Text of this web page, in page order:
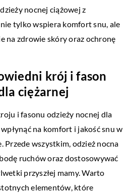
nocnej ciążowej z
tylko wspiera komfort snu, ale
na zdrowie skóry oraz ochronę
krój i fason
ciężarnej
i fasonu odzieży nocnej dla
na komfort i jakość snu w
wszystkim, odzież nocna
ruchów oraz dostosowywać
przyszłej mamy. Warto
elementów, które